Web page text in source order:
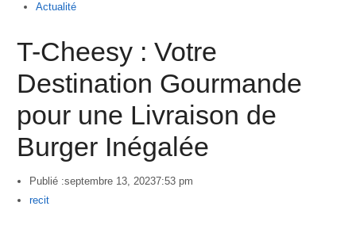
Actualité
T-Cheesy : Votre
Destination Gourmande
pour une Livraison de
Burger Inégalée
Publié :septembre 13, 20237:53 pm
Author
recit